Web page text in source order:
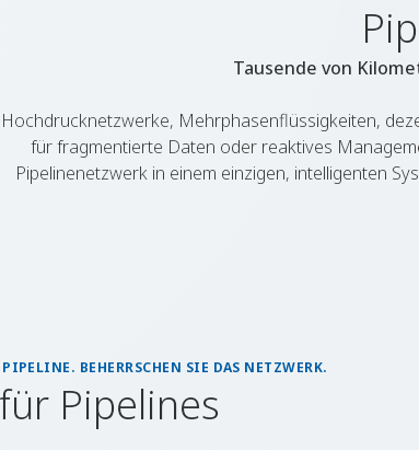
Tausende von
Hochdrucknetzwerke, Mehrphasenflüssigkeiten,
für fragmentierte Daten oder reaktives
Pipelinenetzwerk in einem einzigen, intelligenten
BEHERRSCHEN SIE DAS NETZWERK.
Pipelines